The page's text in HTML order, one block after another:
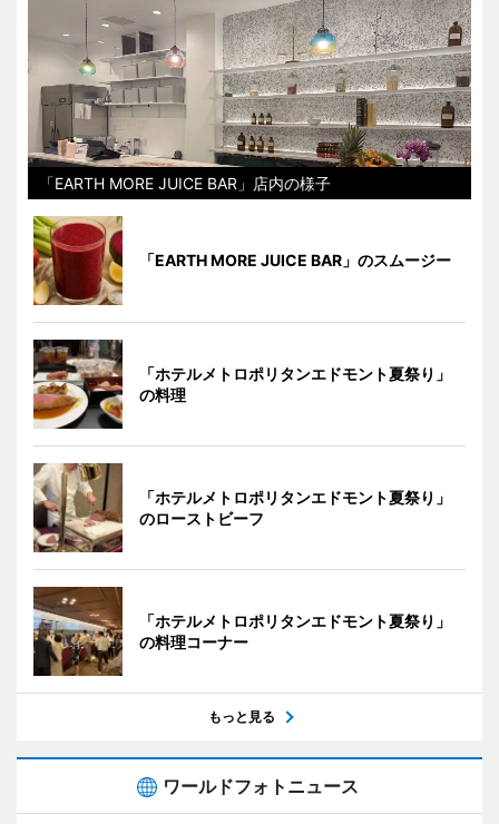
「EARTH MORE JUICE BAR」店内の様子
「EARTH MORE JUICE BAR」のスムージー
「ホテルメトロポリタンエドモント夏祭り」
の料理
「ホテルメトロポリタンエドモント夏祭り」
のローストビーフ
「ホテルメトロポリタンエドモント夏祭り」
の料理コーナー
もっと見る
ワールドフォトニュース